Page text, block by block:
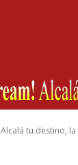
Alcalá tu destino,